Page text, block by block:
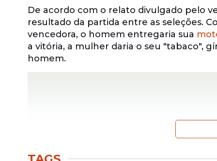
De acordo com o relato divulgado pelo
resultado da partida entre as seleções.
vencedora, o homem entregaria sua
a vitória, a mulher daria o seu "tabaco",
homem.